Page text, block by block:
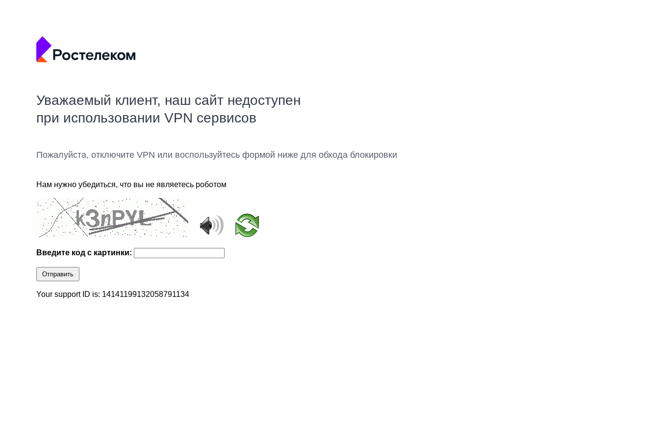
Уважаемый клиент, наш сайт недоступен
при использовании VPN сервисов
Пожалуйста, отключите VPN или воспользуйтесь формой ниже для обхода блокировки
Нам нужно убедиться, что вы не являетесь роботом
Введите код с картинки:
Отправить
Your support ID is: 14141199132058791134